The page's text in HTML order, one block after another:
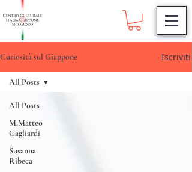
Curiosità sul Giappone Iscriviti
All Posts
M.Matteo
Gagliardi
Susanna
Ribeca
All Posts